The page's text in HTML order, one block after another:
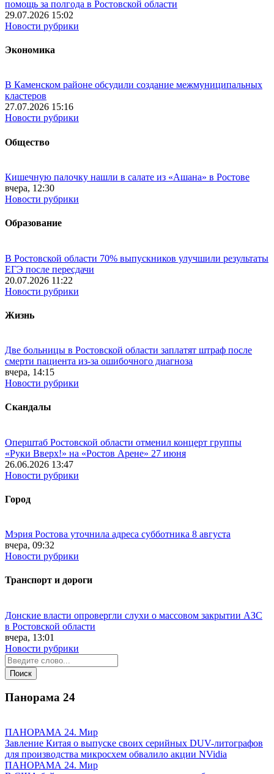
помощь за полгода в Ростовской области
29.07.2026 15:02
Новости рубрики
Экономика
В Каменском районе обсудили создание межмуниципальных
кластеров
27.07.2026 15:16
Новости рубрики
Общество
Кишечную палочку нашли в салате из «Ашана» в Ростове
вчера, 12:30
Новости рубрики
Образование
В Ростовской области 70% выпускников улучшили результаты
ЕГЭ после пересдачи
20.07.2026 11:22
Новости рубрики
Жизнь
Две больницы в Ростовской области заплатят штраф после
смерти пациента из-за ошибочного диагноза
вчера, 14:15
Новости рубрики
Скандалы
Оперштаб Ростовской области отменил концерт группы
«Руки Вверх!» на «Ростов Арене» 27 июня
26.06.2026 13:47
Новости рубрики
Город
Мэрия Ростова уточнила адреса субботника 8 августа
вчера, 09:32
Новости рубрики
Транспорт и дороги
Донские власти опровергли слухи о массовом закрытии АЗС
в Ростовской области
вчера, 13:01
Новости рубрики
Панорама 24
ПАНОРАМА 24. Мир
Завление Китая о выпуске своих серийных DUV-литографов
для производства микросхем обвалило акции NVidia
ПАНОРАМА 24. Мир